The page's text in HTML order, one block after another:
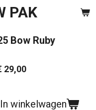
PAK
Bow Ruby
29,00
In winkelwagen